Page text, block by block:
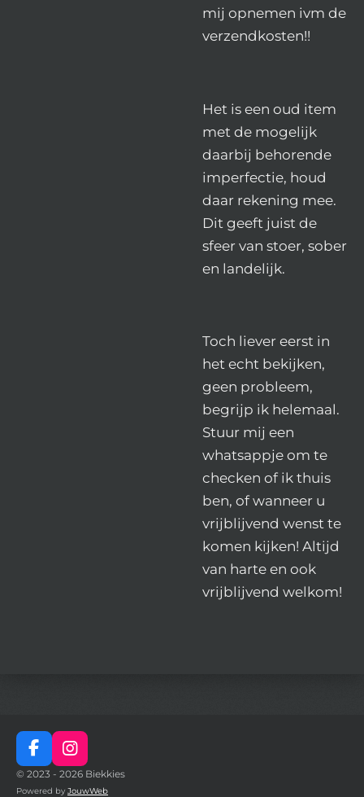
mij opnemen ivm de
verzendkosten!!
Het is een oud item
met de mogelijk
daarbij behorende
imperfectie, houd
daar rekening mee.
Dit geeft juist de
sfeer van stoer, sober
en landelijk.
Toch liever eerst in
het echt bekijken,
geen probleem,
begrijp ik helemaal.
Stuur mij een
whatsappje om te
checken of ik thuis
ben, of wanneer u
vrijblijvend wenst te
komen kijken! Altijd
van harte en ook
vrijblijvend welkom!
F
a
c
I
n
s
© 2023 - 2026 Biekkies
Powered by JouwWeb